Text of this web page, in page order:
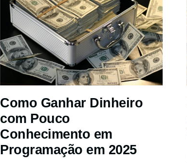
Como Ganhar Dinheiro
com Pouco
Conhecimento em
Programação em 2025